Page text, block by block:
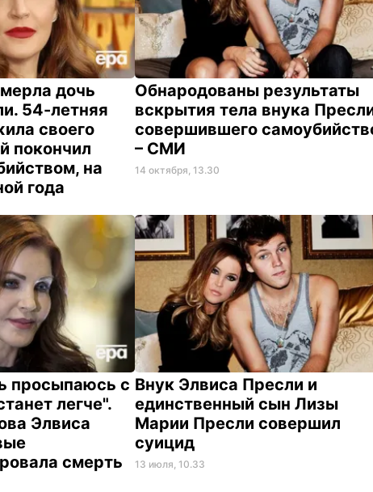
дочь
54-летняя
своего
покончил
на
года
Обнародованы результаты
вскрытия тела внука
совершившего
– СМИ
14 октября, 13.30
просыпаюсь с
легче".
Элвиса
смерть
Внук Элвиса Пресли и
единственный сын Лизы
Марии Пресли совершил
суицид
13 июля, 10.33